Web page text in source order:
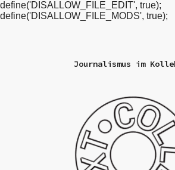
define('DISALLOW_FILE_EDIT', true);
define('DISALLOW_FILE_MODS', true);
Journalismus im